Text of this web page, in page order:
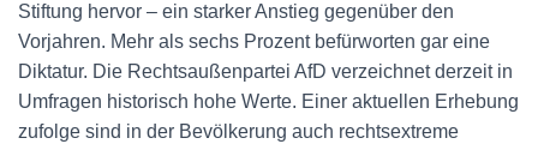
Stiftung hervor – ein starker Anstieg gegenüber den
Vorjahren. Mehr als sechs Prozent befürworten gar eine
Diktatur. Die Rechtsaußenpartei AfD verzeichnet derzeit in
Umfragen historisch hohe Werte. Einer aktuellen Erhebung
zufolge sind in der Bevölkerung auch rechtsextreme